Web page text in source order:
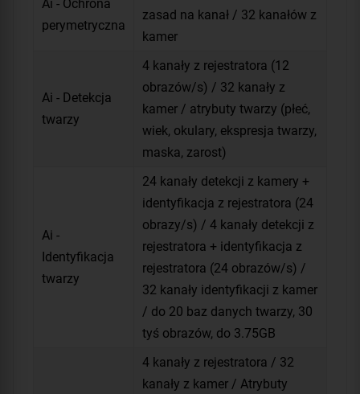
Ai - Ochrona
perymetryczna
zasad na kanał / 32 kanałów z
kamer
Ai - Detekcja
twarzy
4 kanały z rejestratora (12
obrazów/s) / 32 kanały z
kamer / atrybuty twarzy (płeć,
wiek, okulary, ekspresja twarzy,
maska, zarost)
Ai -
Identyfikacja
twarzy
24 kanały detekcji z kamery +
identyfikacja z rejestratora (24
obrazy/s) / 4 kanały detekcji z
rejestratora + identyfikacja z
rejestratora (24 obrazów/s) /
32 kanały identyfikacji z kamer
/ do 20 baz danych twarzy, 30
tyś obrazów, do 3.75GB
4 kanały z rejestratora / 32
kanały z kamer / Atrybuty